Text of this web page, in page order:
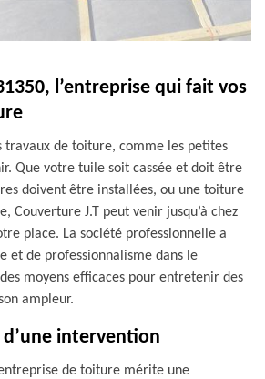
l’entreprise qui fait vos
travaux de toiture, comme les petites
Que votre tuile soit cassée et doit être
doivent être installées, ou une toiture
Couverture J.T peut venir jusqu’à chez
place. La société professionnelle a
et de professionnalisme dans le
moyens efficaces pour entretenir des
ampleur.
intervention
entreprise de toiture mérite une